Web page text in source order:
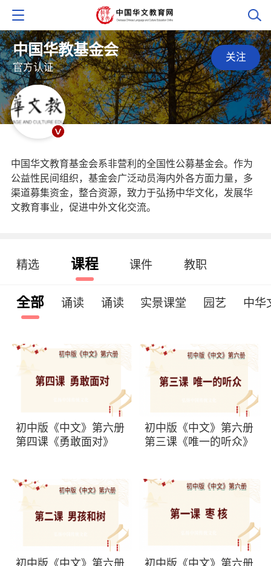
中国华教基金会
官方认证
中国华文教育基金会系非营利的全国性公募基金会。作为
公益性民间组织，基金会广泛动员海内外各方面力量，多
渠道募集资金，整合资源，致力于弘扬中华文化，发展华
文教育事业，促进中外文化交流。
关注
精选 课程 课件 教职
全部 诵读 诵读 实景课堂 园艺 中华
初中版《中文》第六册
第四课《勇敢面对》
初中版《中文》第六册
第三课《唯一的听众》
初中版《中文》第六册
初中版《中文》第六册